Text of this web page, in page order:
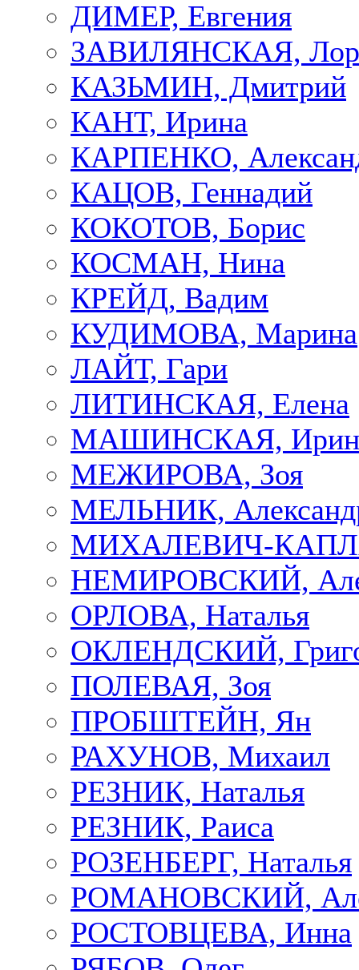
ДИМЕР, Евгения
ЗАВИЛЯНСКАЯ,
КАЗЬМИН, Дмитрий
КАНТ, Ирина
КАРПЕНКО,
КАЦОВ, Геннадий
КОКОТОВ, Борис
КОСМАН, Нина
КРЕЙД, Вадим
КУДИМОВА, Марина
ЛАЙТ, Гари
ЛИТИНСКАЯ, Елена
МАШИНСКАЯ,
МЕЖИРОВА, Зоя
МЕЛЬНИК,
МИХАЛЕВИЧ-
НЕМИРОВСКИЙ,
ОРЛОВА, Наталья
ОКЛЕНДСКИЙ,
ПОЛЕВАЯ, Зоя
ПРОБШТЕЙН, Ян
РАХУНОВ, Михаил
РЕЗНИК, Наталья
РЕЗНИК, Раиса
РОЗЕНБЕРГ, Наталья
РОМАНОВСКИЙ,
РОСТОВЦЕВА, Инна